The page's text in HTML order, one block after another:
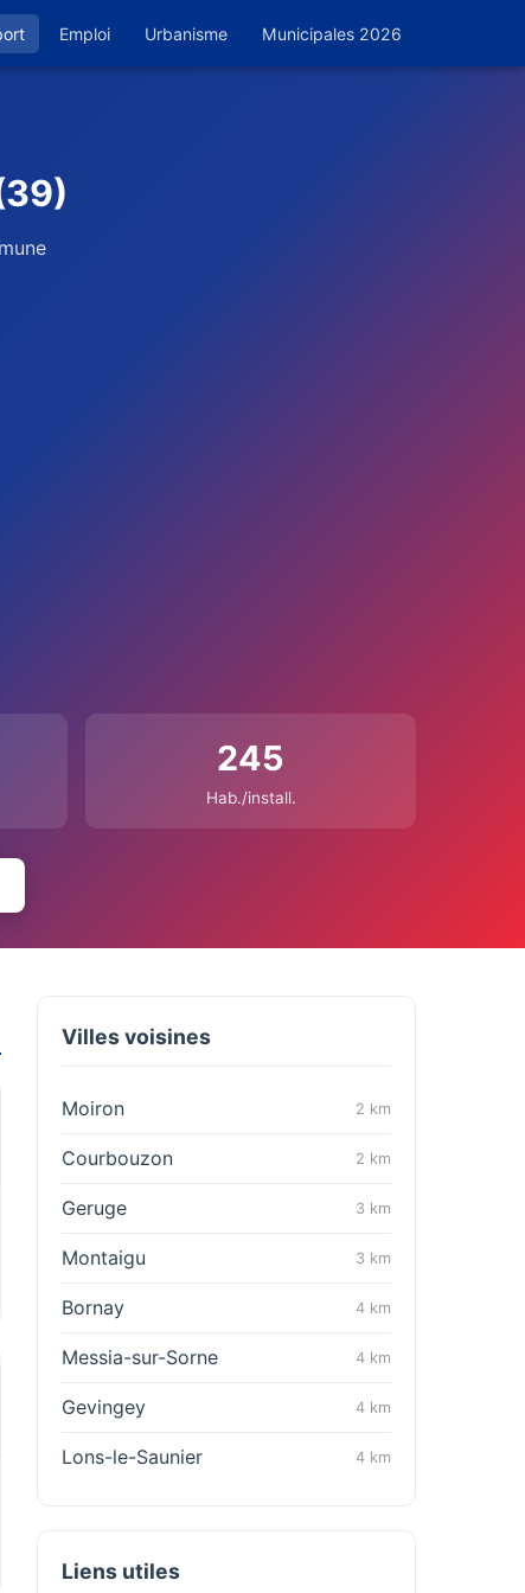
Emploi Urbanisme Municipales 2026
245
Hab./install.
Villes voisines
Moiron 2 km
Courbouzon 2 km
Geruge 3 km
Montaigu 3 km
Bornay 4 km
Messia-sur-Sorne 4 km
Gevingey 4 km
Lons-le-Saunier 4 km
Liens utiles